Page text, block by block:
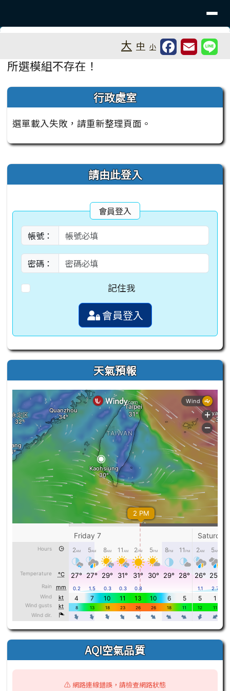
⏸
大 中 小
主內容區域
所選模組不存在！
左邊區域內容 行政處室
選單載入失敗，請重新整理頁面。
右邊區域內容 請由此登入
會員登入
帳號：
密碼：
記住我
會員登入
天氣預報
AQI空氣品質
⚠️ 網路連線錯誤，請檢查網路狀態
頁尾區域